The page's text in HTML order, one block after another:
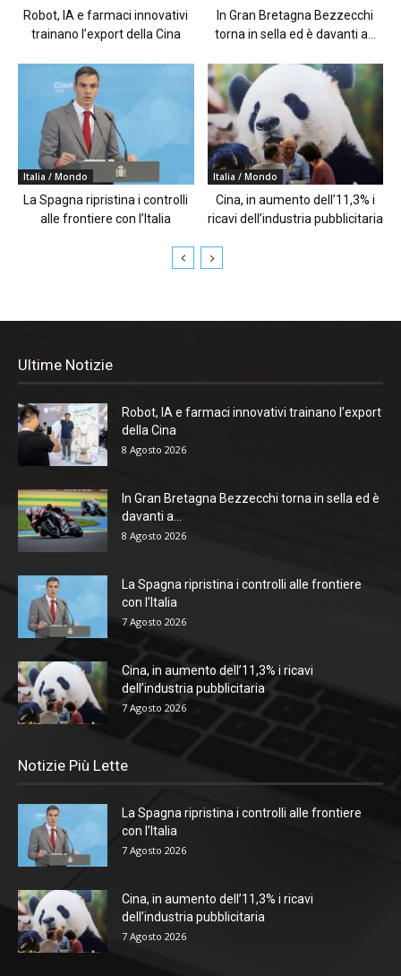
Robot, IA e farmaci innovativi
trainano l’export della Cina
In Gran Bretagna Bezzecchi
torna in sella ed è davanti a...
Italia / Mondo
La Spagna ripristina i controlli
alle frontiere con l’Italia
Italia / Mondo
Cina, in aumento dell’11,3% i
ricavi dell’industria pubblicitaria
Ultime Notizie
Robot, IA e farmaci innovativi trainano l’export
della Cina
8 Agosto 2026
In Gran Bretagna Bezzecchi torna in sella ed è
davanti a...
8 Agosto 2026
La Spagna ripristina i controlli alle frontiere
con l’Italia
7 Agosto 2026
Cina, in aumento dell’11,3% i ricavi
dell’industria pubblicitaria
7 Agosto 2026
Notizie Più Lette
La Spagna ripristina i controlli alle frontiere
con l’Italia
7 Agosto 2026
Cina, in aumento dell’11,3% i ricavi
dell’industria pubblicitaria
7 Agosto 2026